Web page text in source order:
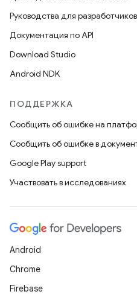
Руководства для разработчиков
Документация по API
Download Studio
Android NDK
ПОДДЕРЖКА
Сообщить об ошибке на
Сообщить об ошибке в
Google Play support
Участвовать в исследованиях
Android
Chrome
Firebase